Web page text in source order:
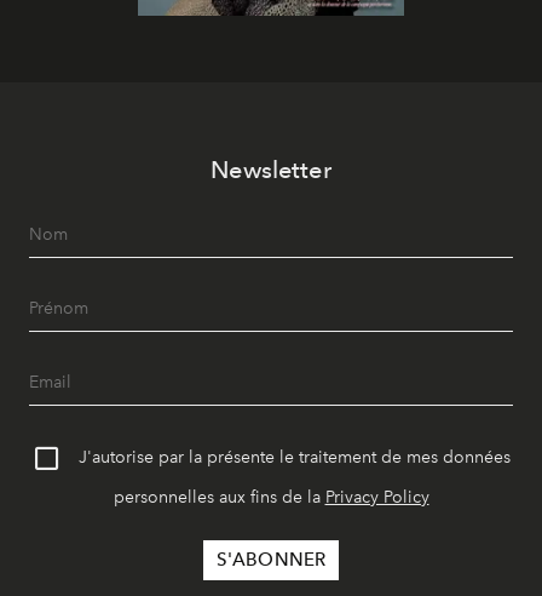
Newsletter
J'autorise par la présente le traitement de mes données
personnelles aux fins de la Privacy Policy